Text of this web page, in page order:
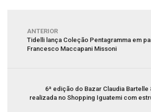
ANTERIOR
Tidelli lança Coleção Pentagramma em
Francesco Maccapani Missoni
6ª edição do Bazar Claudia Bartelle
realizada no Shopping Iguatemi com